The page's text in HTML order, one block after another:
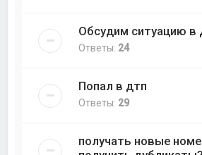
Обсудим ситуацию в
Ответы: 24
Попал в дтп
Ответы: 29
получать новые